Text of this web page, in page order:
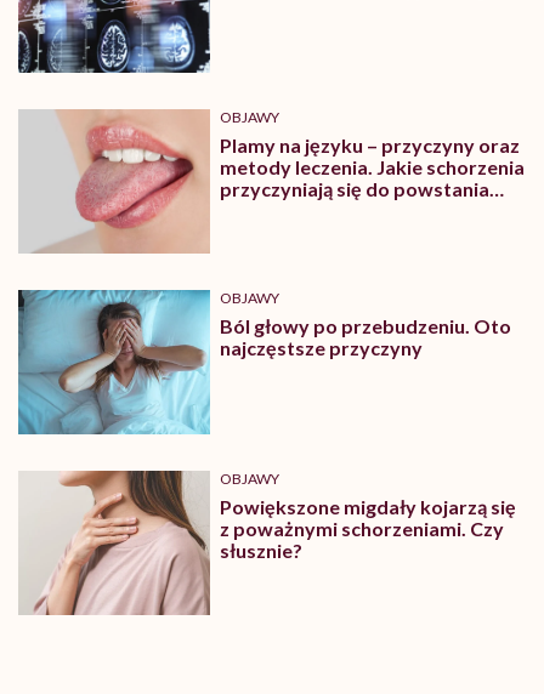
OBJAWY
Plamy na języku – przyczyny oraz
metody leczenia. Jakie schorzenia
przyczyniają się do powstania
OBJAWY
Ból głowy po przebudzeniu. Oto
najczęstsze przyczyny
OBJAWY
Powiększone migdały kojarzą się
z poważnymi schorzeniami. Czy
słusznie?